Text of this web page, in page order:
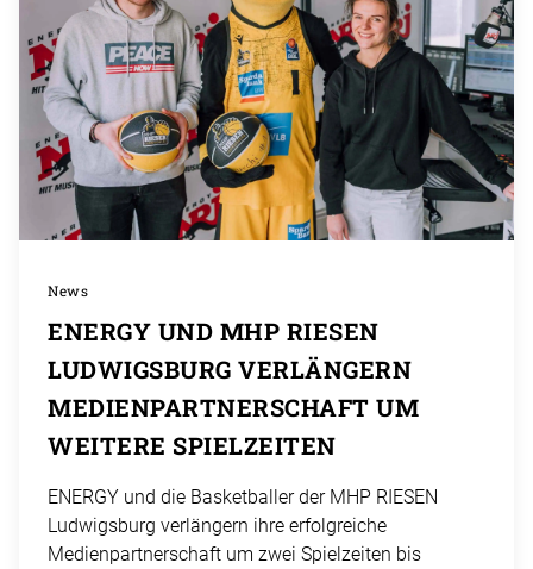
News
ENERGY UND MHP RIESEN
LUDWIGSBURG VERLÄNGERN
MEDIENPARTNERSCHAFT UM
WEITERE SPIELZEITEN
ENERGY und die Basketballer der MHP RIESEN
Ludwigsburg verlängern ihre erfolgreiche
Medienpartnerschaft um zwei Spielzeiten bis